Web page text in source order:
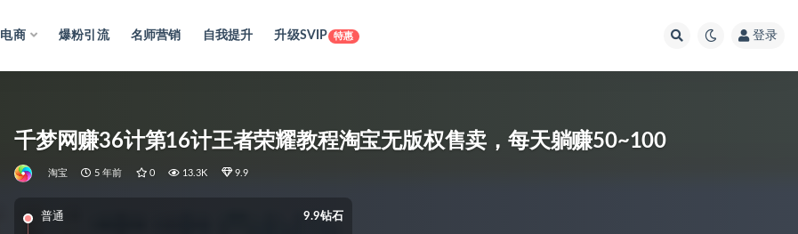
电商 爆粉引流 名师营销 自我提升 升级SVIP 特惠 登录
千梦网赚36计第16计王者荣耀教程淘宝无版权售卖，每天躺赚50~100
淘宝 5 年前 0 13.3K 9.9
普通 9.9钻石